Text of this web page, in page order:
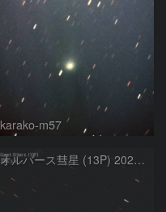
karako-m57
オルバース彗星 (13P) 2024.5.4